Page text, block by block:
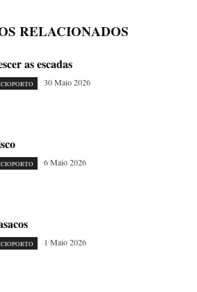
RELACIONADOS
as escadas
30 Maio 2026
6 Maio 2026
1 Maio 2026